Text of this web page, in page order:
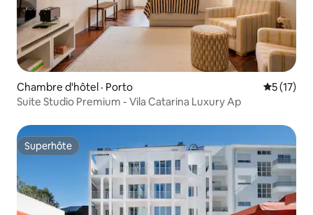
Chambre d'hôtel · Porto Note
5 (17)
Suite Studio Premium - Vila Catarina Luxury Ap
Superhôte
Superhôte